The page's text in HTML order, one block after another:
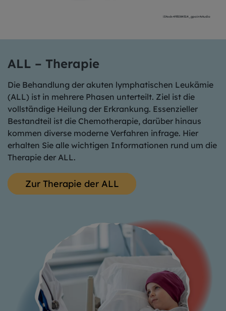
iStock-493084514_gpointstudio
ALL – Therapie
Die Behandlung der akuten lymphatischen Leukämie
(ALL) ist in mehrere Phasen unterteilt. Ziel ist die
vollständige Heilung der Erkrankung. Essenzieller
Bestandteil ist die Chemotherapie, darüber hinaus
kommen diverse moderne Verfahren infrage. Hier
erhalten Sie alle wichtigen Informationen rund um die
Therapie der ALL.
Zur Therapie der ALL